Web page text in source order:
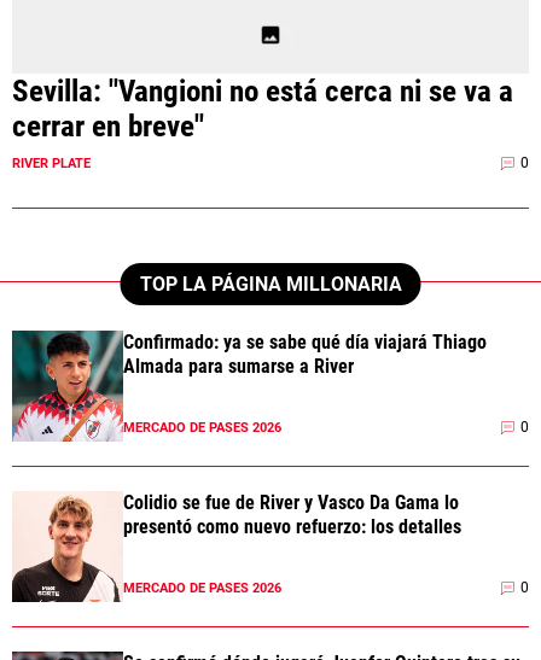
Sevilla: "Vangioni no está cerca ni se va a
cerrar en breve"
RIVER PLATE 0
TOP LA PÁGINA MILLONARIA
Confirmado: ya se sabe qué día viajará Thiago
Almada para sumarse a River
MERCADO DE PASES 2026 0
Colidio se fue de River y Vasco Da Gama lo
presentó como nuevo refuerzo: los detalles
MERCADO DE PASES 2026 0